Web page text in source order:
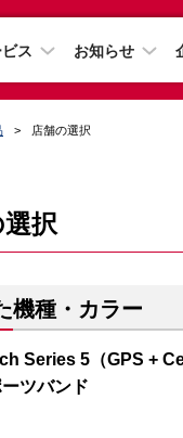
ス お知らせ
店舗の選択
択
機種・カラー
Series 5（GPS +
ツバンド